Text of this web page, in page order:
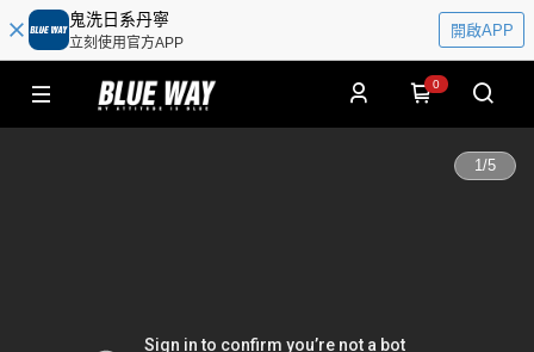
鬼洗日系丹寧
立刻使用官方APP
開啟APP
0
1/5